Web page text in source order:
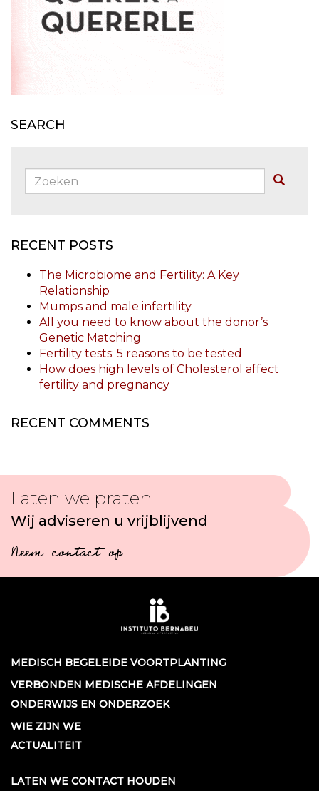
SEARCH
Zoeken:
RECENT POSTS
The Microbiome and Fertility: A Key
Relationship
Mumps and male infertility
All you need to know about the donor’s
Genetic Matching
Fertility tests: 5 reasons to be tested
How does high levels of Cholesterol affect
fertility and pregnancy
RECENT COMMENTS
Laten we praten
Wij adviseren u vrijblijvend
Neem contact op
MEDISCH BEGELEIDE VOORTPLANTING
VERBONDEN MEDISCHE AFDELINGEN
ONDERWIJS EN ONDERZOEK
WIE ZIJN WE
ACTUALITEIT
LATEN WE CONTACT HOUDEN